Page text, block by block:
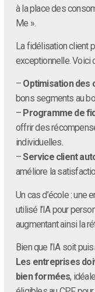
à la place des
Me ».
La fidélisation client
exceptionnelle. Voici
– Optimisation des
bons segments au
– Programme de
offrir des
individuelles.
–Service client
améliore la
Un cas d’école : une
utilisé l’IA pour
augmentant ainsi la
Bien que l’IA soit
Les entreprises
bien formées,